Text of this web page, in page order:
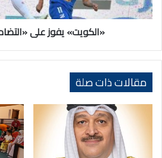
«الكويت» يفوز على
مقالات ذات صلة